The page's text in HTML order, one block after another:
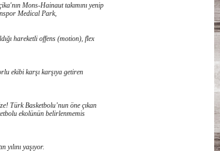
Mons-Hainaut takımını yenip
Medical Park,
hareketli offens (motion), flex
ekibi karşı karşıya getiren
Türk Basketbolu’nun öne çıkan
ekolünün belirlenmemis
yaşıyor.